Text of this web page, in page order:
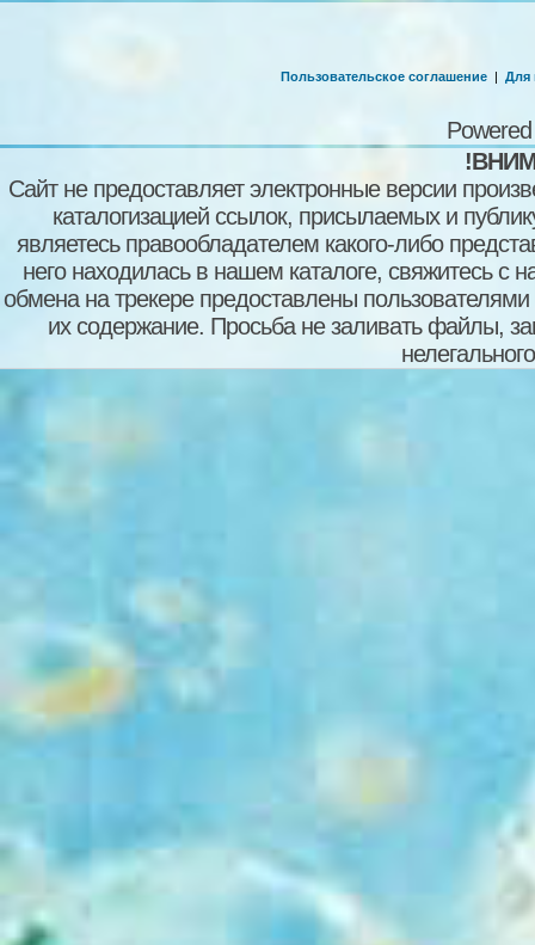
Пользовательское соглашение | Для
Сайт не предоставляет электронные версии
каталогизацией ссылок, присылаемых и
являетесь правообладателем какого-либо
него находилась в нашем каталоге, свяжитесь
обмена на трекере предоставлены пользователями
их содержание. Просьба не заливать файлы,